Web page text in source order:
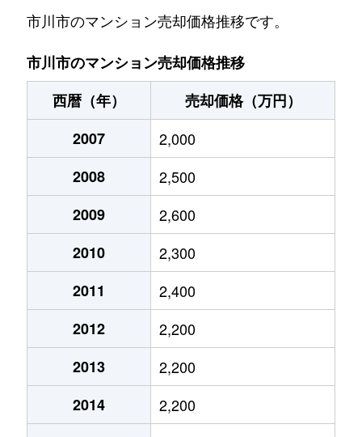
新井
3,800万円 南行徳
伊勢宿
2,800万円 行徳
伊勢宿
1,900万円 行徳
徒歩1時間
伊勢宿
3,500万円
7,900万円
3,600万円
650万円
3,800万円
2,600万円
3,000万円
7,600万円
市川市のマンション売却価格推移です。
市川市のマンション売却価格推移
西暦（年）
売却価格（万円）
2007
2,000
2008
2,500
2009
2,600
2010
2,300
2011
2,400
2012
2,200
2013
2,200
2014
2,200